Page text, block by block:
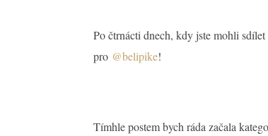
Po čtrnácti dnech, kdy jste mohli
pro @belipike!
Tímhle postem bych ráda začala